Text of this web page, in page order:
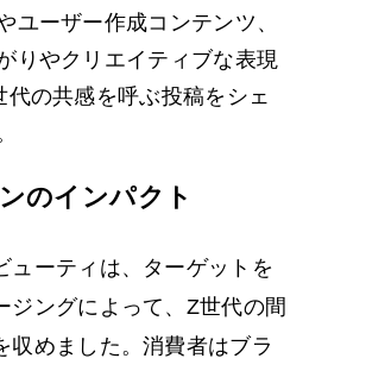
ユーザー作成コンテンツ、
りやクリエイティブな表現
代の共感を呼ぶ投稿をシェ
のインパクト
ューティは、ターゲットを
ジングによって、Z世代の間
収めました。消費者はブラ